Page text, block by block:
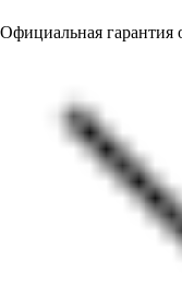
Официальная гарантия